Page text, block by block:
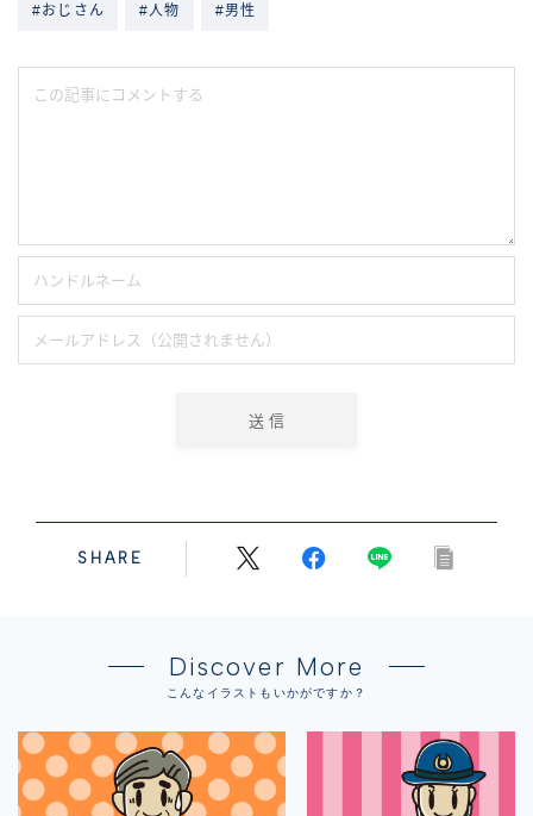
#おじさん #人物 #男性
SHARE
Discover More
こんなイラストもいかがですか？